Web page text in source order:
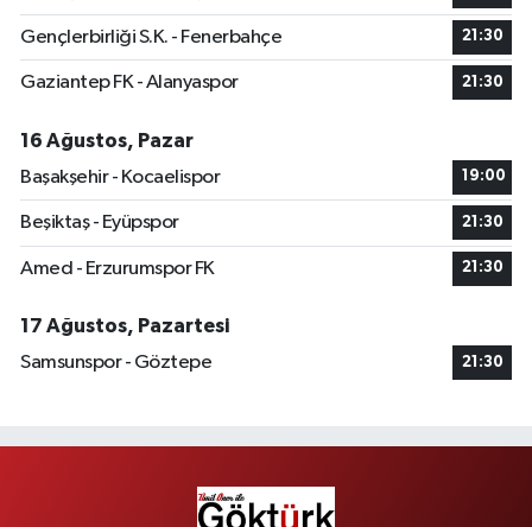
Gençlerbirliği S.K. - Fenerbahçe 21:30
Gaziantep FK - Alanyaspor 21:30
16 Ağustos, Pazar
Başakşehir - Kocaelispor
19:00
Beşiktaş - Eyüpspor 21:30
Amed - Erzurumspor FK 21:30
17 Ağustos, Pazartesi
Samsunspor - Göztepe
21:30